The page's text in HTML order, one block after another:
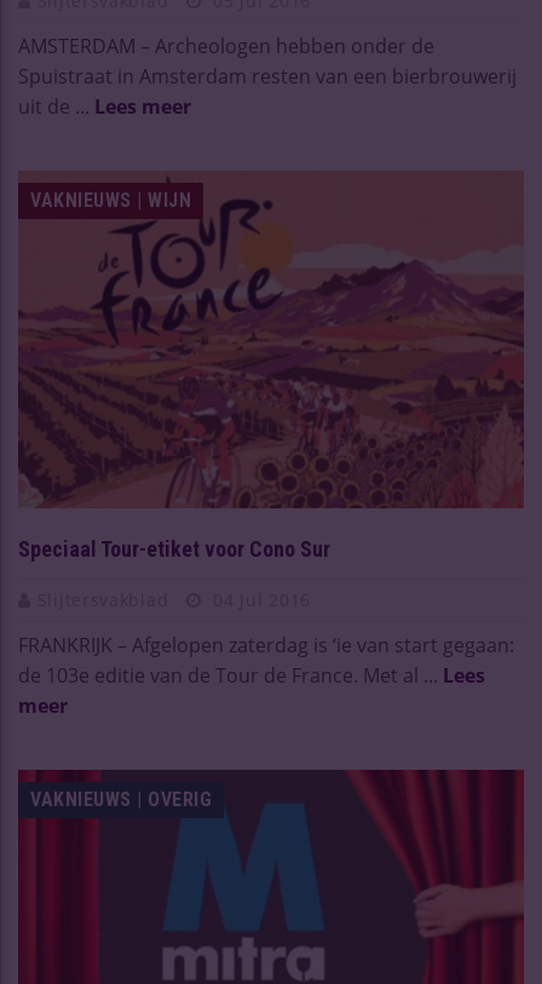
AMSTERDAM – Archeologen hebben onder de
Spuistraat in Amsterdam resten van een bierbrouwerij
uit de ... Lees meer
VAKNIEUWS | WIJN
Speciaal Tour-etiket voor Cono Sur
FRANKRIJK – Afgelopen zaterdag is ‘ie van start gegaan:
de 103e editie van de Tour de France. Met al ... Lees
meer
VAKNIEUWS | OVERIG